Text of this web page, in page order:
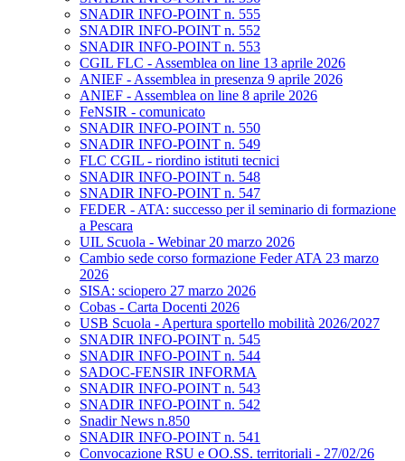
SNADIR INFO-POINT n. 555
SNADIR INFO-POINT n. 552
SNADIR INFO-POINT n. 553
CGIL FLC - Assemblea on line 13 aprile 2026
ANIEF - Assemblea in presenza 9 aprile 2026
ANIEF - Assemblea on line 8 aprile 2026
FeNSIR - comunicato
SNADIR INFO-POINT n. 550
SNADIR INFO-POINT n. 549
FLC CGIL - riordino istituti tecnici
SNADIR INFO-POINT n. 548
SNADIR INFO-POINT n. 547
FEDER - ATA: successo per il seminario di formazione
a Pescara
UIL Scuola - Webinar 20 marzo 2026
Cambio sede corso formazione Feder ATA 23 marzo
2026
SISA: sciopero 27 marzo 2026
Cobas - Carta Docenti 2026
USB Scuola - Apertura sportello mobilità 2026/2027
SNADIR INFO-POINT n. 545
SNADIR INFO-POINT n. 544
SADOC-FENSIR INFORMA
SNADIR INFO-POINT n. 543
SNADIR INFO-POINT n. 542
Snadir News n.850
SNADIR INFO-POINT n. 541
Convocazione RSU e OO.SS. territoriali - 27/02/26